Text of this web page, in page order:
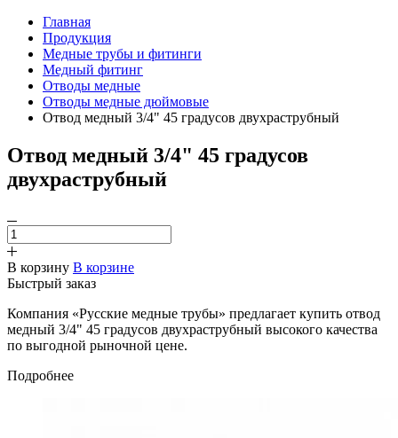
Главная
Продукция
Медные трубы и фитинги
Медный фитинг
Отводы медные
Отводы медные дюймовые
Отвод медный 3/4" 45 градусов двухраструбный
Отвод медный 3/4" 45 градусов
двухраструбный
В корзину В корзине
Быстрый заказ
Компания «Русские медные трубы» предлагает купить отвод
медный 3/4" 45 градусов двухраструбный высокого качества
по выгодной рыночной цене.
Подробнее